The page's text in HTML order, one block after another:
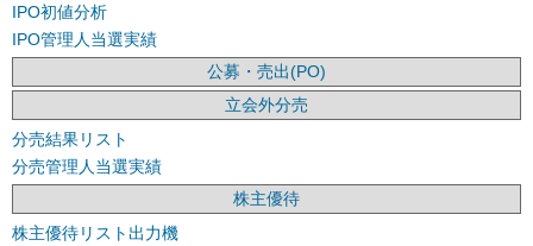
IPO初値分析
IPO管理人当選実績
公募・売出(PO)
立会外分売
分売結果リスト
分売管理人当選実績
株主優待
株主優待リスト出力機